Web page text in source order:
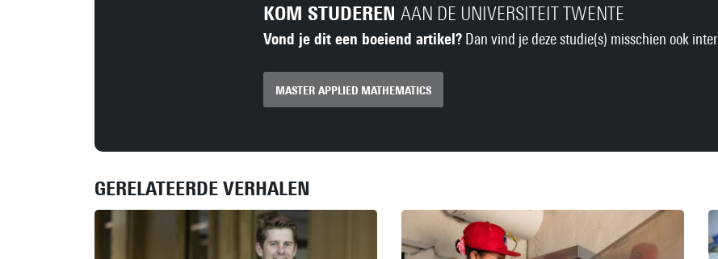
KOM STUDEREN AAN DE UNIVERSITEIT TWENTE
Vond je dit een boeiend artikel?Dan vind je deze studie(s) misschien ook
MASTER APPLIED MATHEMATICS
GERELATEERDE VERHALEN